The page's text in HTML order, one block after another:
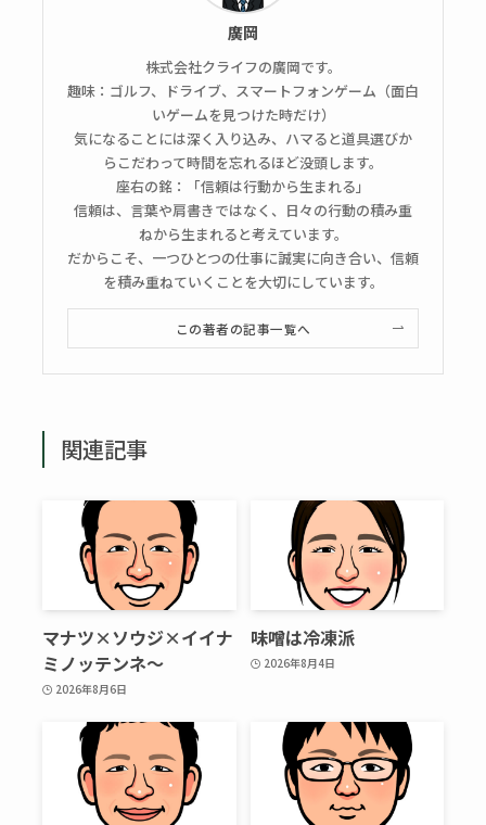
廣岡
株式会社クライフの廣岡です。
趣味：ゴルフ、ドライブ、スマートフォンゲーム（面白
いゲームを見つけた時だけ）
気になることには深く入り込み、ハマると道具選びか
らこだわって時間を忘れるほど没頭します。
座右の銘：「信頼は行動から生まれる」
信頼は、言葉や肩書きではなく、日々の行動の積み重
ねから生まれると考えています。
だからこそ、一つひとつの仕事に誠実に向き合い、信頼
を積み重ねていくことを大切にしています。
この著者の記事一覧へ
関連記事
マナツ×ソウジ×イイナ
ミノッテンネ～
2026年8月6日
味噌は冷凍派
2026年8月4日